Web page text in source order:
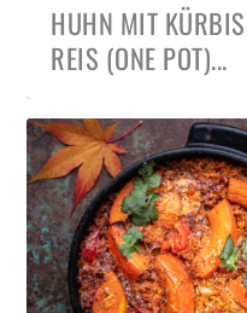
HUHN MIT
REIS (ONE POT)...